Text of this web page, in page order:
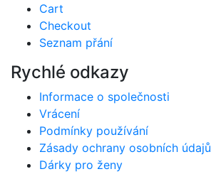
Cart
Checkout
Seznam přání
Rychlé odkazy
Informace o společnosti
Vrácení
Podmínky používání
Zásady ochrany osobních údajů
Dárky pro ženy